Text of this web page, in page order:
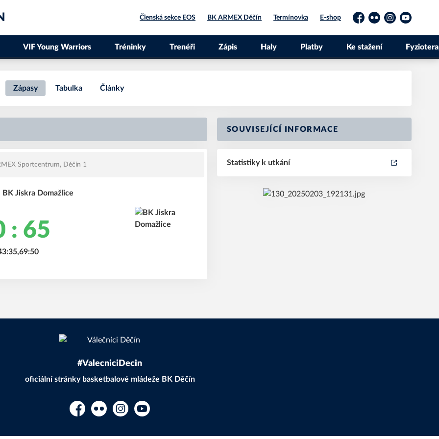
Členská sekce EOS BK ARMEX Děčín Termínovka E-shop
Facebook
FlickrInstagramYouTube
VIF Young Warriors Tréninky Trenéři Zápis Haly Platby Ke stažení
Zápasy Tabulka Články
Sportcentrum, Děčín 1
Jiskra Domažlice
: 65
SOUVISEJÍCÍ INFORMACE
Statistiky k utkání
#ValecniciDecin
oficiální stránky basketbalové mládeže BK Děčín
FacebookFlickr InstagramYouTube